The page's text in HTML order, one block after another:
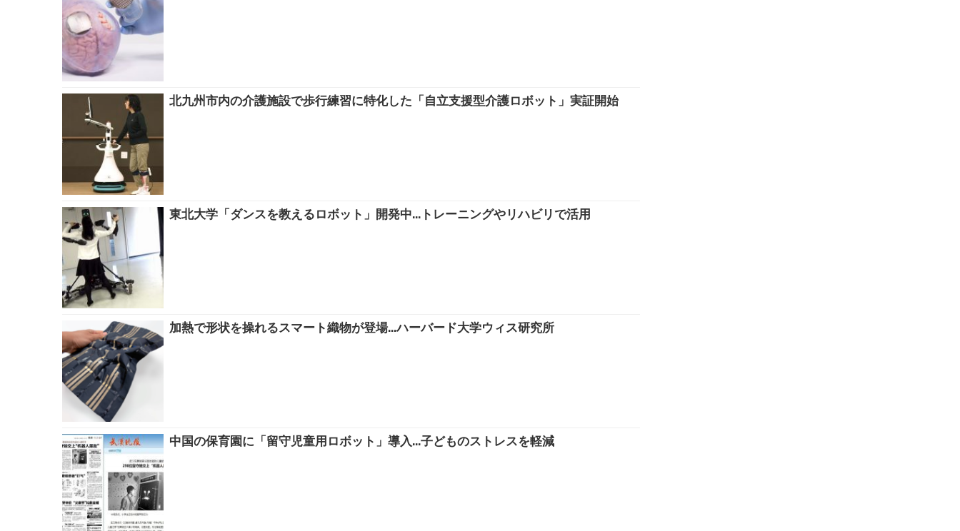
北九州市内の介護施設で歩行練習に特化した「自立支援型介護ロボット」実証開始
東北大学「ダンスを教えるロボット」開発中...トレーニングやリハビリで活用
加熱で形状を操れるスマート織物が登場...ハーバード大学ウィス研究所
中国の保育園に「留守児童用ロボット」導入...子どものストレスを軽減